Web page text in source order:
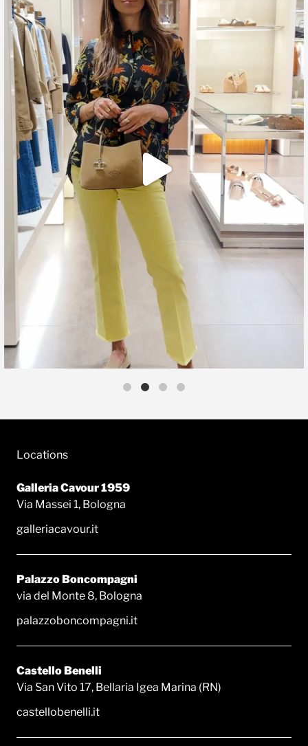
Locations
Galleria Cavour 1959
Via Massei 1, Bologna
galleriacavour.it
Palazzo Boncompagni
via del Monte 8, Bologna
palazzoboncompagni.it
Castello Benelli
Via San Vito 17, Bellaria Igea Marina (RN)
castellobenelli.it